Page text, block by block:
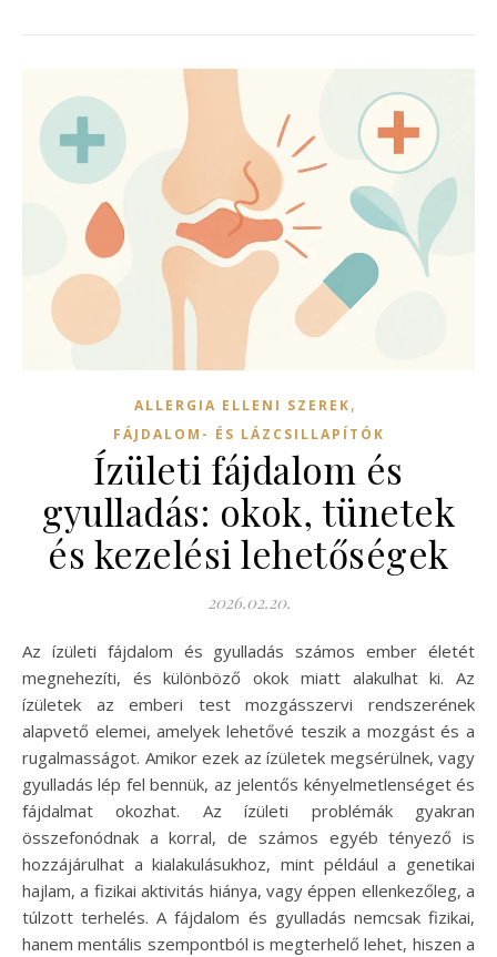
ALLERGIA ELLENI SZEREK,
FÁJDALOM- ÉS LÁZCSILLAPÍTÓK
Ízületi fájdalom és
gyulladás: okok, tünetek
és kezelési lehetőségek
2026.02.20.
Az ízületi fájdalom és gyulladás számos ember életét
megnehezíti, és különböző okok miatt alakulhat ki. Az
ízületek az emberi test mozgásszervi rendszerének
alapvető elemei, amelyek lehetővé teszik a mozgást és a
rugalmasságot. Amikor ezek az ízületek megsérülnek, vagy
gyulladás lép fel bennük, az jelentős kényelmetlenséget és
fájdalmat okozhat. Az ízületi problémák gyakran
összefonódnak a korral, de számos egyéb tényező is
hozzájárulhat a kialakulásukhoz, mint például a genetikai
hajlam, a fizikai aktivitás hiánya, vagy éppen ellenkezőleg, a
túlzott terhelés. A fájdalom és gyulladás nemcsak fizikai,
hanem mentális szempontból is megterhelő lehet, hiszen a